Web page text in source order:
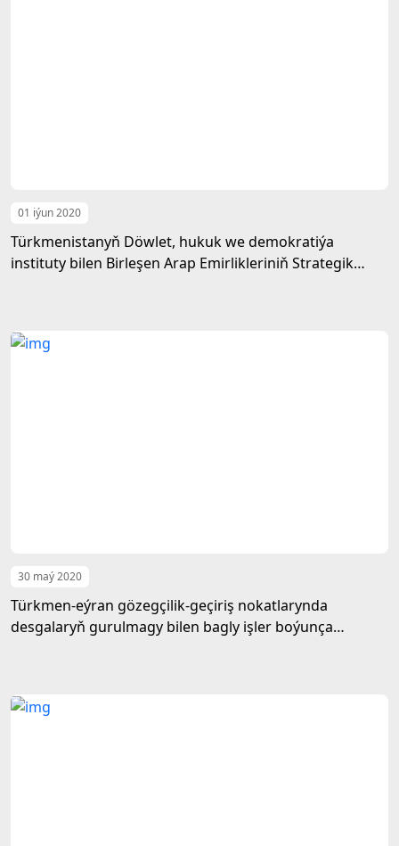
01 iýun 2020
Türkmenistanyň Döwlet, hukuk we demokratiýa
instituty bilen Birleşen Arap Emirlikleriniň Strategik
30 maý 2020
Türkmen-eýran gözegçilik-geçiriş nokatlarynda
desgalaryň gurulmagy bilen bagly işler boýunça